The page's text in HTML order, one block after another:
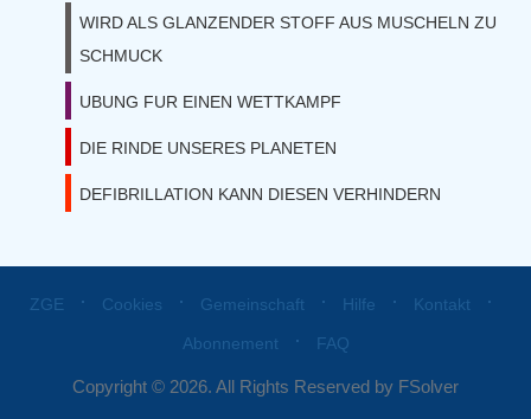
WIRD ALS GLANZENDER STOFF AUS MUSCHELN ZU
SCHMUCK
UBUNG FUR EINEN WETTKAMPF
DIE RINDE UNSERES PLANETEN
DEFIBRILLATION KANN DIESEN VERHINDERN
ZGE ⋅ Cookies ⋅ Gemeinschaft ⋅ Hilfe ⋅ Kontakt ⋅
Abonnement ⋅ FAQ
Copyright © 2026. All Rights Reserved by FSolver